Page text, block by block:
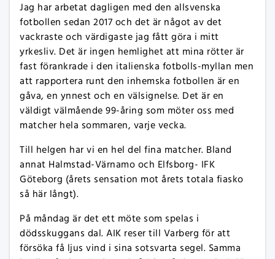
Jag har arbetat dagligen med den allsvenska
fotbollen sedan 2017 och det är något av det
vackraste och värdigaste jag fått göra i mitt
yrkesliv. Det är ingen hemlighet att mina rötter är
fast förankrade i den italienska fotbolls-myllan men
att rapportera runt den inhemska fotbollen är en
gåva, en ynnest och en välsignelse. Det är en
väldigt välmående 99-åring som möter oss med
matcher hela sommaren, varje vecka.
Till helgen har vi en hel del fina matcher. Bland
annat Halmstad-Värnamo och Elfsborg- IFK
Göteborg (årets sensation mot årets totala fiasko
så här långt).
På måndag är det ett möte som spelas i
dödsskuggans dal. AIK reser till Varberg för att
försöka få ljus vind i sina sotsvarta segel. Samma